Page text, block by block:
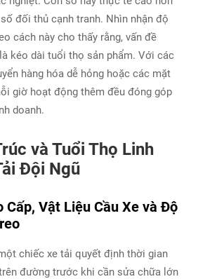
đối thủ cạnh tranh. Nhìn nhận độ
cách này cho thấy rằng, vấn đề
kéo dài tuổi thọ sản phẩm. Với các
hàng hóa dễ hỏng hoặc các mặt
giờ hoạt động thêm đều đóng góp
doanh.
và Tuổi Thọ Linh
Đội Ngũ
Cấp, Vật Liệu Cầu Xe và Độ
chiếc xe tải quyết định thời gian
đường trước khi cần sửa chữa lớn